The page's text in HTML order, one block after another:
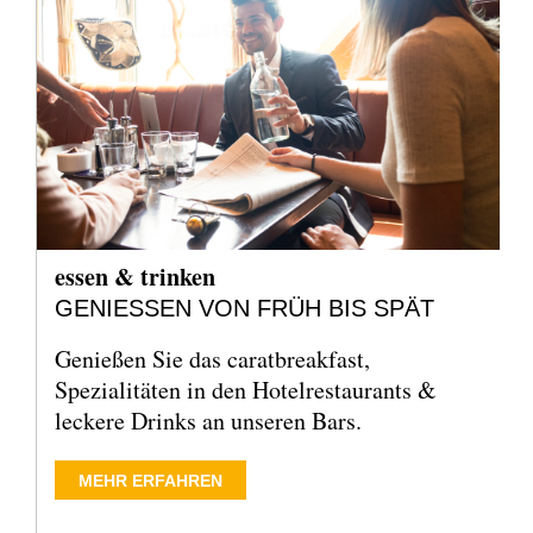
essen & trinken
GENIESSEN VON FRÜH BIS SPÄT
Genießen Sie das caratbreakfast,
Spezialitäten in den Hotelrestaurants &
leckere Drinks an unseren Bars.
MEHR ERFAHREN